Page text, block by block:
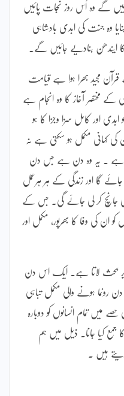
گے وہ اُس روز نجات پائیں
وہ جنت کی ابدی بادشاہی
ایندھن بنادیے جائیں گے۔
مجید بھرا ہوا ہے قیامت
کے مختصر آغاز کا وہ انجام ہے
اور کامل سزا وجزا کا ہو
کہانی مکمل ہو سکتی ہے نہ
ہے ۔ یہ وہ دن ہے جس دن
گا اور زندگی کے ہر ہرعمل
جانچ کر لی جائے گی۔ جس کے
ان کی وفا کا بھرپور، مکمل اور
بحث لاتا ہے۔ ایک اس دن
رونما ہونے والی مکمل تباہی
میں تمام انسانوں کو دوبارہ
کیا جانا۔ ذیل میں ہم
ہیں ۔